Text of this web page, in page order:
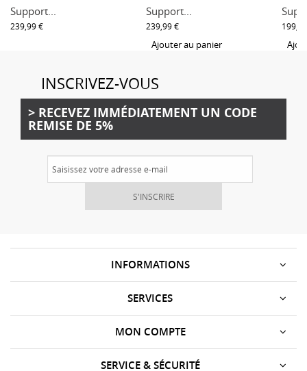
Support...
239,99 €
Support...
239,99 €
Ajouter au panier
INSCRIVEZ-VOUS
> RECEVEZ IMMÉDIATEMENT UN CODE
REMISE DE 5%
S'INSCRIRE
INFORMATIONS
SERVICES
SERVICE & SÉCURITÉ
MON COMPTE